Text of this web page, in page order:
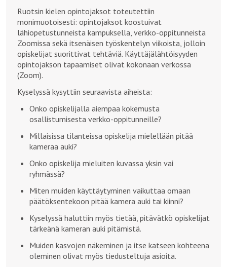
Ruotsin kielen opintojaksot toteutettiin
monimuotoisesti: opintojaksot koostuivat
lähiopetustunneista kampuksella, verkko-oppitunneista
Zoomissa sekä itsenäisen työskentelyn viikoista, jolloin
opiskelijat suorittivat tehtäviä. Käyttäjälähtöisyyden
opintojakson tapaamiset olivat kokonaan verkossa
(Zoom).
Kyselyssä kysyttiin seuraavista aiheista:
Onko opiskelijalla aiempaa kokemusta
osallistumisesta verkko-oppitunneille?
Millaisissa tilanteissa opiskelija mielellään pitää
kameraa auki?
Onko opiskelija mieluiten kuvassa yksin vai
ryhmässä?
Miten muiden käyttäytyminen vaikuttaa omaan
päätöksentekoon pitää kamera auki tai kiinni?
Kyselyssä haluttiin myös tietää, pitävätkö opiskelijat
tärkeänä kameran auki pitämistä.
Muiden kasvojen näkeminen ja itse katseen kohteena
oleminen olivat myös tiedusteltuja asioita.